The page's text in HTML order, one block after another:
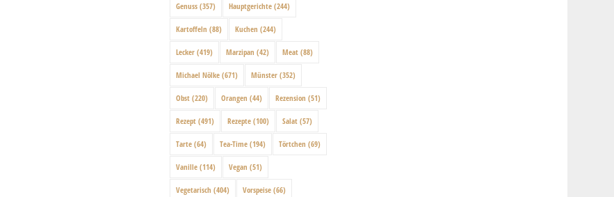
Genuss (357) Hauptgerichte (244)
Kartoffeln (88) Kuchen (244)
Lecker (419) Marzipan (42) Meat (88)
Michael Nölke (671) Münster (352)
Obst (220) Orangen (44) Rezension (51)
Rezept (491) Rezepte (100) Salat (57)
Tarte (64) Tea-Time (194) Törtchen (69)
Vanille (114) Vegan (51)
Vegetarisch (404) Vorspeise (66)